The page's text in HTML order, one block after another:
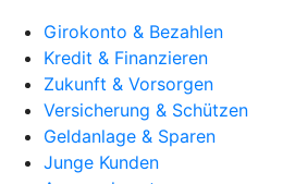
Girokonto & Bezahlen
Kredit & Finanzieren
Zukunft & Vorsorgen
Versicherung & Schützen
Geldanlage & Sparen
Junge Kunden